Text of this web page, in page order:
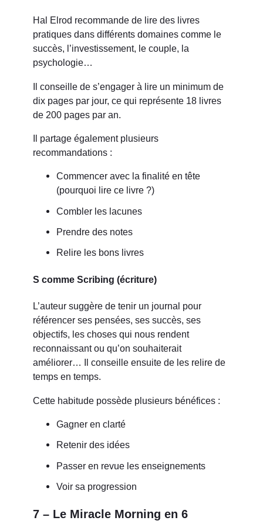
Hal Elrod recommande de lire des livres
pratiques dans différents domaines comme le
succès, l’investissement, le couple, la
psychologie…
Il conseille de s’engager à lire un minimum de
dix pages par jour, ce qui représente 18 livres
de 200 pages par an.
Il partage également plusieurs
recommandations :
Commencer avec la finalité en tête
(pourquoi lire ce livre ?)
Combler les lacunes
Prendre des notes
Relire les bons livres
S comme Scribing (écriture)
L’auteur suggère de tenir un journal pour
référencer ses pensées, ses succès, ses
objectifs, les choses qui nous rendent
reconnaissant ou qu’on souhaiterait
améliorer… Il conseille ensuite de les relire de
temps en temps.
Cette habitude possède plusieurs bénéfices :
Gagner en clarté
Retenir des idées
Passer en revue les enseignements
Voir sa progression
7 – Le Miracle Morning en 6